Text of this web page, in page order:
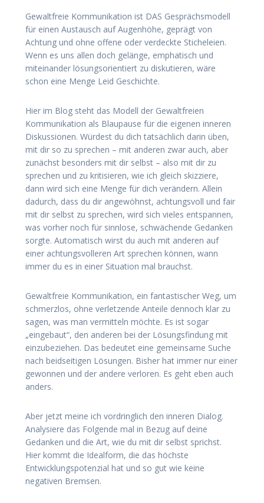
Gewaltfreie Kommunikation ist DAS Gesprächsmodell
für einen Austausch auf Augenhöhe, geprägt von
Achtung und ohne offene oder verdeckte Sticheleien.
Wenn es uns allen doch gelänge, emphatisch und
miteinander lösungsorientiert zu diskutieren, wäre
schon eine Menge Leid Geschichte.
Hier im Blog steht das Modell der Gewaltfreien
Kommunikation als Blaupause für die eigenen inneren
Diskussionen. Würdest du dich tatsächlich darin üben,
mit dir so zu sprechen – mit anderen zwar auch, aber
zunächst besonders mit dir selbst – also mit dir zu
sprechen und zu kritisieren, wie ich gleich skizziere,
dann wird sich eine Menge für dich verändern. Allein
dadurch, dass du dir angewöhnst, achtungsvoll und fair
mit dir selbst zu sprechen, wird sich vieles entspannen,
was vorher noch für sinnlose, schwächende Gedanken
sorgte. Automatisch wirst du auch mit anderen auf
einer achtungsvolleren Art sprechen können, wann
immer du es in einer Situation mal brauchst.
Gewaltfreie Kommunikation, ein fantastischer Weg, um
schmerzlos, ohne verletzende Anteile dennoch klar zu
sagen, was man vermitteln möchte. Es ist sogar
„eingebaut“, den anderen bei der Lösungsfindung mit
einzubeziehen. Das bedeutet eine gemeinsame Suche
nach beidseitigen Lösungen. Bisher hat immer nur einer
gewonnen und der andere verloren. Es geht eben auch
anders.
Aber jetzt meine ich vordringlich den inneren Dialog.
Analysiere das Folgende mal in Bezug auf deine
Gedanken und die Art, wie du mit dir selbst sprichst.
Hier kommt die Idealform, die das höchste
Entwicklungspotenzial hat und so gut wie keine
negativen Bremsen.